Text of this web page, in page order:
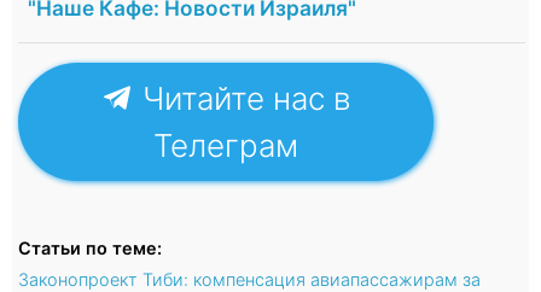
"Наше Кафе: Новости Израиля"
Читайте нас в
Телеграм
Статьи по теме:
Законопроект Тиби: компенсация авиапассажирам за